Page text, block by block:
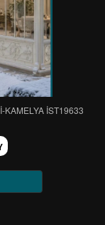
KAMELYA IST19633